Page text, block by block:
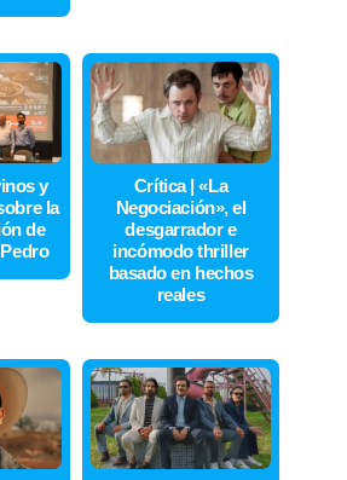
y
la
de
Crítica | «La
Negociación», el
desgarrador e
incómodo thriller
basado en hechos
reales